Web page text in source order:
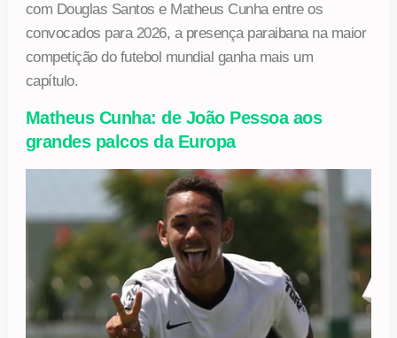
com Douglas Santos e Matheus Cunha entre os
convocados para 2026, a presença paraibana na maior
competição do futebol mundial ganha mais um
capítulo.
Matheus Cunha: de João Pessoa aos
grandes palcos da Europa